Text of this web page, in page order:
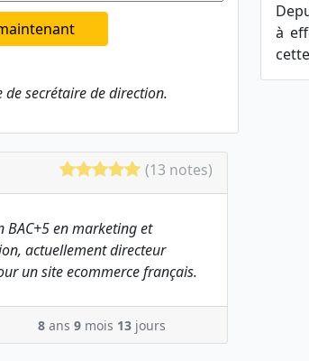
secrétaire de direction.
à
(13 notes)
BAC+5 en marketing et
actuellement directeur
un site ecommerce français.
8ans 9mois 13jours